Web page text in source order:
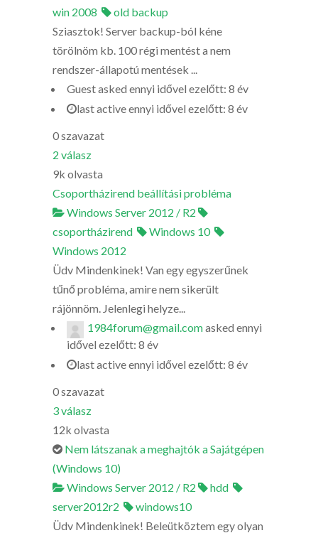
win 2008
old backup
Sziasztok! Server backup-ból kéne
törölnöm kb. 100 régi mentést a nem
rendszer-állapotú mentések ...
Guestasked ennyi idővel ezelőtt: 8 év
last active ennyi idővel ezelőtt: 8 év
0szavazat
2 válasz
9k olvasta
Csoportházirend beállítási probléma
Windows Server 2012 / R2
csoportházirend
Windows 10
Windows 2012
Üdv Mindenkinek! Van egy egyszerűnek
tűnő probléma, amire nem sikerült
rájönnöm. Jelenlegi helyze...
1984forum@gmail.comasked ennyi
idővel ezelőtt: 8 év
last active ennyi idővel ezelőtt: 8 év
0szavazat
3válasz
12k olvasta
Nem látszanak a meghajtók a Sajátgépen
(Windows 10)
Windows Server 2012 / R2
hdd
server2012r2
windows10
Üdv Mindenkinek! Beleütköztem egy olyan